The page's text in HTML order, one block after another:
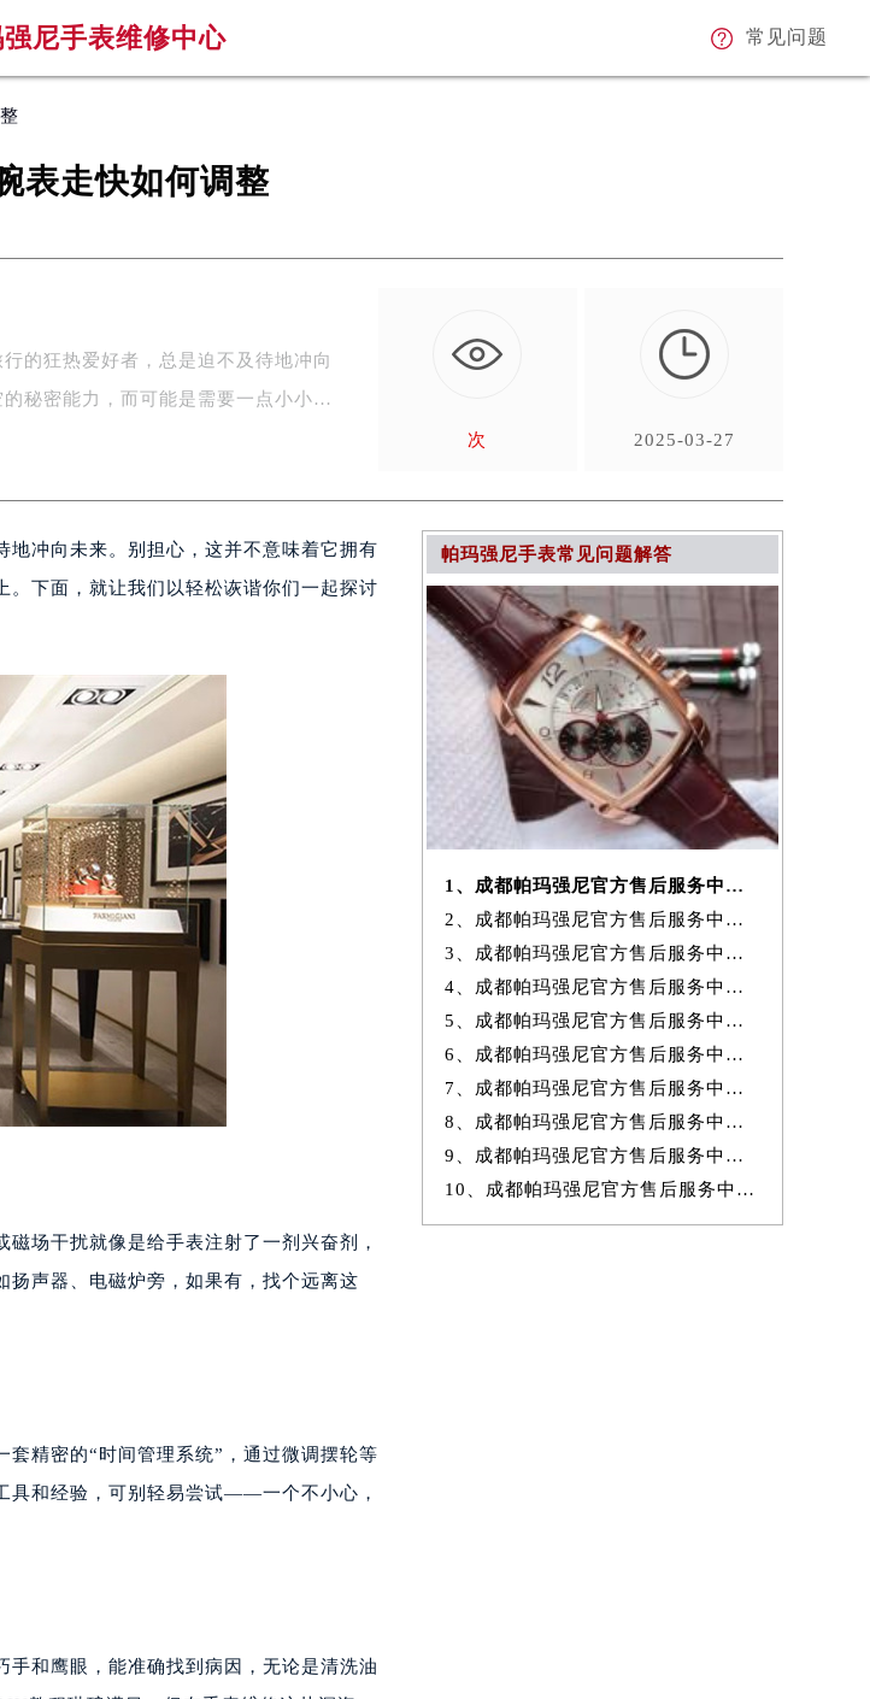
尼手表维修中心 常见问题
表走快如何调整
的狂热爱好者，总是迫不及待地冲向
秘密能力，而可能是需要一点小小…
次 2025-03-27
冲向未来。别担心，这并不意味着它拥有
下面，就让我们以轻松诙谐你们一起探讨
场干扰就像是给手表注射了一剂兴奋剂，
声器、电磁炉旁，如果有，找个远离这
精密的“时间管理系统”，通过微调摆轮等
具和经验，可别轻易尝试——一个不小心，
和鹰眼，能准确找到病因，无论是清洗油
帕玛强尼手表常见问题解答
1、成都帕玛强尼官方售后服务中心｜地址与24小时服务电话权威信息公示
2、成都帕玛强尼官方售后服务中心｜全新热线及维修地址权威信息公示（20
3、成都帕玛强尼官方售后服务中心｜地址及官方联系电话权威信息公示（20
4、成都帕玛强尼官方售后服务中心｜最新维修地址及官方电话权威信息公
5、成都帕玛强尼官方售后服务中心｜网点地址与售后电话权威信息公示（20
6、成都帕玛强尼官方售后服务中心｜最新地址与客服电话权威信息公示（20
7、成都帕玛强尼官方售后服务中心｜官方电话和网点地址权威信息公示（20
8、成都帕玛强尼官方售后服务中心｜详细网点地址及热线权威信息公示（20
9、成都帕玛强尼官方售后服务中心｜详细网点地址与售后热线权威信息公
10、成都帕玛强尼官方售后服务中心｜全新地址及售后电话权威信息公示（20